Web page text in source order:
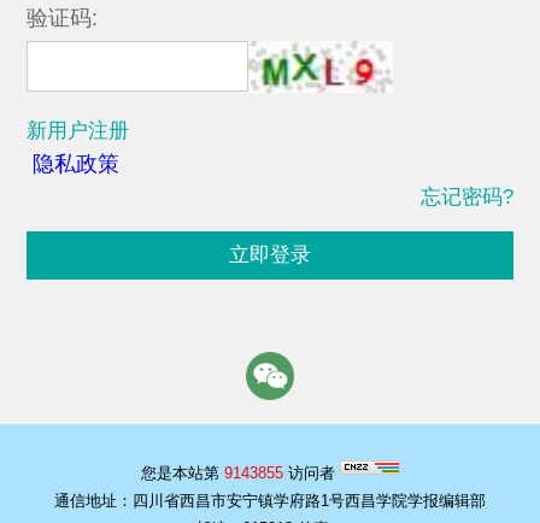
验证码:
新用户注册
隐私政策
忘记密码?
立即登录
您是本站第 9143855访问者
通信地址：四川省西昌市安宁镇学府路1号西昌学院学报编辑部